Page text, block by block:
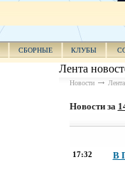
СБОРНЫЕ КЛУБЫ
Лента
Новости
Новости за
17:32 В